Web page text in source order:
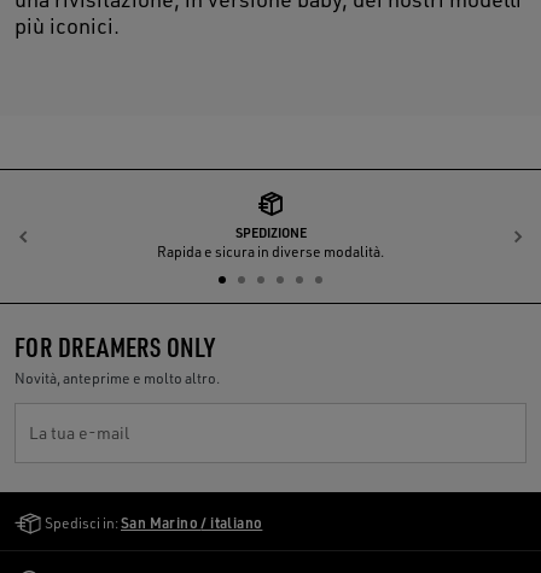
più iconici.
SPEDIZIONE
Rapida e sicura in diverse modalità.
Indietro
FOR DREAMERS ONLY
Novità, anteprime e molto altro.
La tua e-mail
Spedisci in: San Marino / italiano